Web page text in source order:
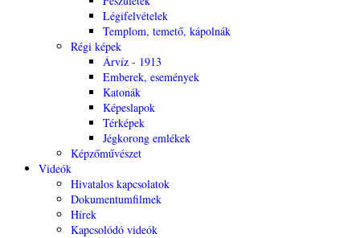
Légifelvételek
Templom, temető, kápolnák
Régi képek
Árvíz - 1913
Emberek, események
Katonák
Képeslapok
Térképek
Jégkorong emlékek
Képzőművészet
Videók
Hivatalos kapcsolatok
Dokumentumfilmek
Hírek
Kapcsolódó videók